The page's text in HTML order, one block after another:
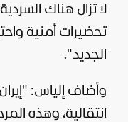
لا تزال هناك
تحضيرات أمنية
الجديد".
وأضاف إلياس: " إيران
انتقالية، وهذه